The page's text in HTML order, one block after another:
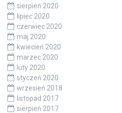
sierpień 2020
lipiec 2020
czerwiec 2020
maj 2020
kwiecień 2020
marzec 2020
luty 2020
styczeń 2020
wrzesień 2018
listopad 2017
sierpień 2017